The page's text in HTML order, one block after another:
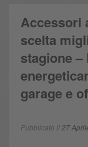
Accessori
scelta
stagione
garage e
Pubblicato il27